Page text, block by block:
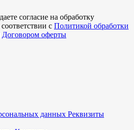
согласие на обработку
с Политикой обработки
Договором оферты
данных Реквизиты